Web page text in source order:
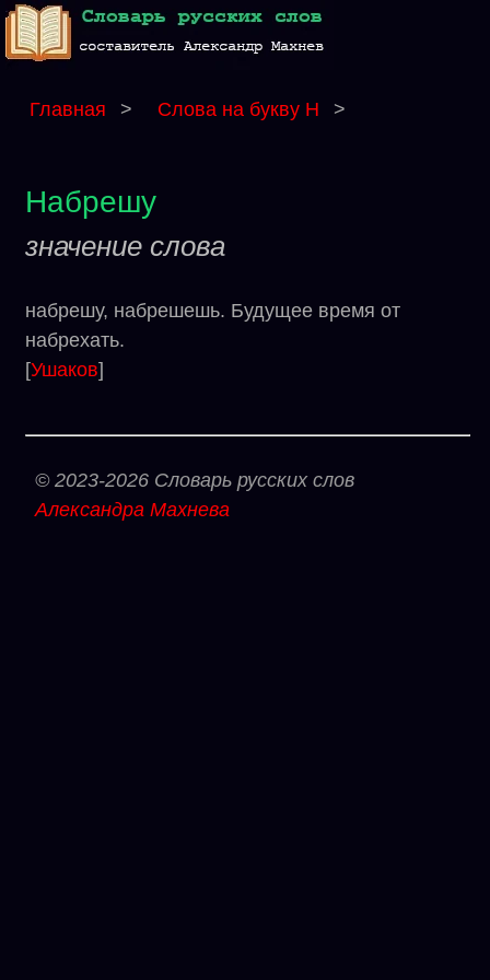
Главная > Слова на букву Н >
Набрешу
значение слова
набрешу, набрешешь. Будущее время от
набрехать.
[Ушаков]
© 2023-2026 Словарь русских слов
Александра Махнева